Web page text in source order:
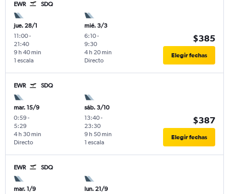
EWR SDQ
jue. 28/1
11:00-
21:40
1 escala
9 h 40 min
mié. 3/3
6:10-
9:30
Directo
4 h 20 min
$385
Elegir fechas
EWR SDQ
mar. 15/9
0:59-
5:29
Directo
4 h 30 min
sáb. 3/10
13:40-
23:30
1 escala
9 h 50 min
$387
Elegir fechas
EWR SDQ
mar. 1/9 lun. 21/9